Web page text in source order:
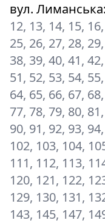
вул. Лиманська:
12, 13, 14, 15,
25, 26, 27, 28,
38, 39, 40, 41,
51, 52, 53, 54,
64, 65, 66, 67,
77, 78, 79, 80,
90, 91, 92, 93,
102, 103, 104,
111, 112, 113,
120, 121, 122,
129, 130, 131,
143, 145, 147,